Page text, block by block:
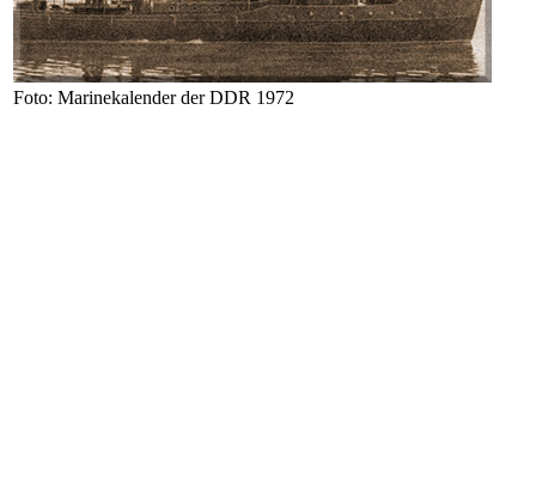
Foto: Marinekalender der DDR 1972